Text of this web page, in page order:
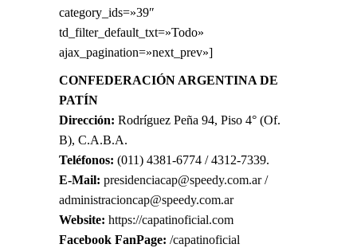
category_ids=»39″
td_filter_default_txt=»Todo»
ajax_pagination=»next_prev»]
CONFEDERACIÓN ARGENTINA DE
PATÍ­N
Dirección: Rodríguez Peña 94, Piso 4° (Of.
B), C.A.B.A.
Teléfonos: (011) 4381-6774 / 4312-7339.
E-Mail: presidenciacap@speedy.com.ar/
administracioncap@speedy.com.ar
Website: https://capatinoficial.com
Facebook FanPage: /capatinoficial